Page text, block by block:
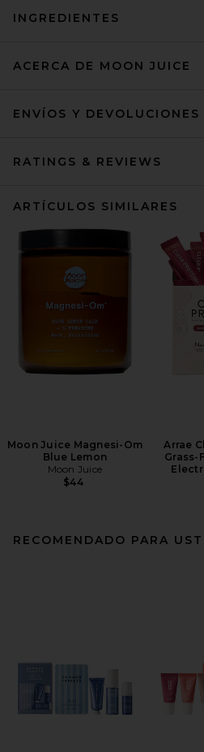
INGREDIENTES
ACERCA DE MOON JUICE
ENVÍOS Y DEVOLUCIONES
RATINGS & REVIEWS
ARTÍCULOS SIMILARES
Moon Juice Magnesi-Om
Blue Lemon
Moon Juice
$44
Arrae
Grass-
RECOMENDADO PARA